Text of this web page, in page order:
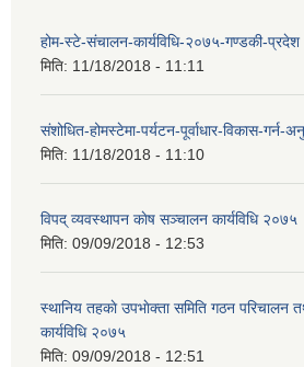
होम-स्टे-संचालन-कार्यविधि-२०७५-गण्डकी-प्रदेश
मिति: 11/18/2018 - 11:11
संशोधित-होमस्टेमा-पर्यटन-पूर्वाधार-विकास-गर्न-
मिति: 11/18/2018 - 11:10
विपद् व्यवस्थापन काेष सञ्चालन कार्यविधि २०७५
मिति: 09/09/2018 - 12:53
स्थानिय तहकाे उपभाेक्ता समिति गठन परिचालन
कार्यविधि २०७५
मिति: 09/09/2018 - 12:51